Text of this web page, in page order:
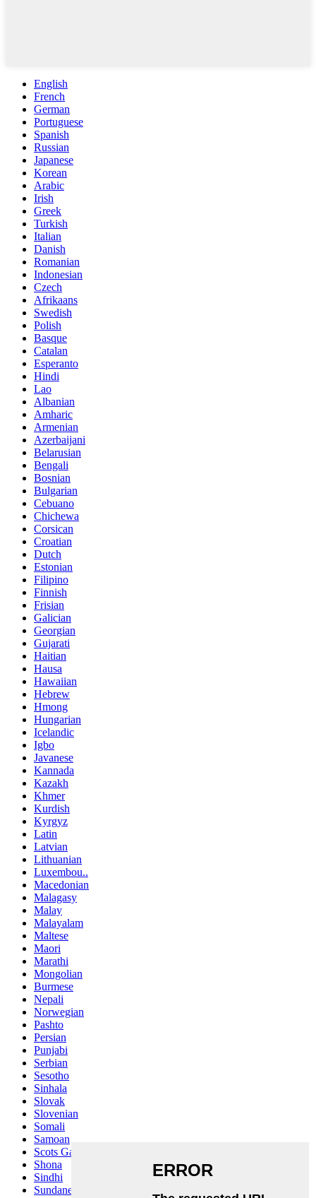
English
French
German
Portuguese
Spanish
Russian
Japanese
Korean
Arabic
Irish
Greek
Turkish
Italian
Danish
Romanian
Indonesian
Czech
Afrikaans
Swedish
Polish
Basque
Catalan
Esperanto
Hindi
Lao
Albanian
Amharic
Armenian
Azerbaijani
Belarusian
Bengali
Bosnian
Bulgarian
Cebuano
Chichewa
Corsican
Croatian
Dutch
Estonian
Filipino
Finnish
Frisian
Galician
Georgian
Gujarati
Haitian
Hausa
Hawaiian
Hebrew
Hmong
Hungarian
Icelandic
Igbo
Javanese
Kannada
Kazakh
Khmer
Kurdish
Kyrgyz
Latin
Latvian
Lithuanian
Luxembou..
Macedonian
Malagasy
Malay
Malayalam
Maltese
Maori
Marathi
Mongolian
Burmese
Nepali
Norwegian
Pashto
Persian
Punjabi
Serbian
Sesotho
Sinhala
Slovak
Slovenian
Somali
Samoan
Scots Gaelic
Shona
Sindhi
Sundanese